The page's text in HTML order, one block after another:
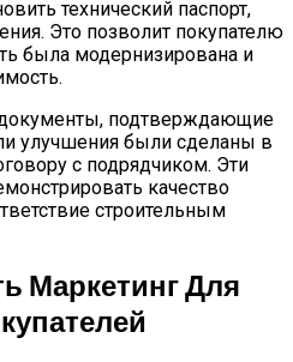
технический паспорт,
Это позволит покупателю
была модернизирована и
документы, подтверждающие
улучшения были сделаны в
с подрядчиком. Эти
качество
строительным
Маркетинг Для